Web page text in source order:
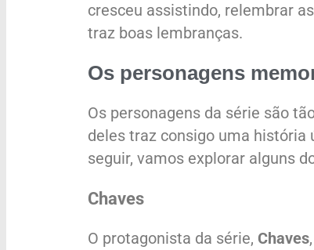
cresceu assistindo, relembrar
traz boas lembranças.
Os personagens
Os personagens da série são
deles traz consigo uma história
seguir, vamos explorar alguns
Chaves
O protagonista da série, Chaves